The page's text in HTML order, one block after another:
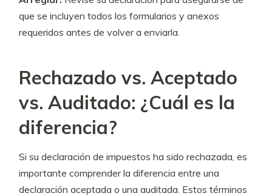
que se incluyen todos los formularios y anexos
requeridos antes de volver a enviarla.
Rechazado vs. Aceptado
vs. Auditado: ¿Cuál es la
diferencia?
Si su declaración de impuestos ha sido rechazada, es
importante comprender la diferencia entre una
declaración aceptada o una auditada. Estos términos